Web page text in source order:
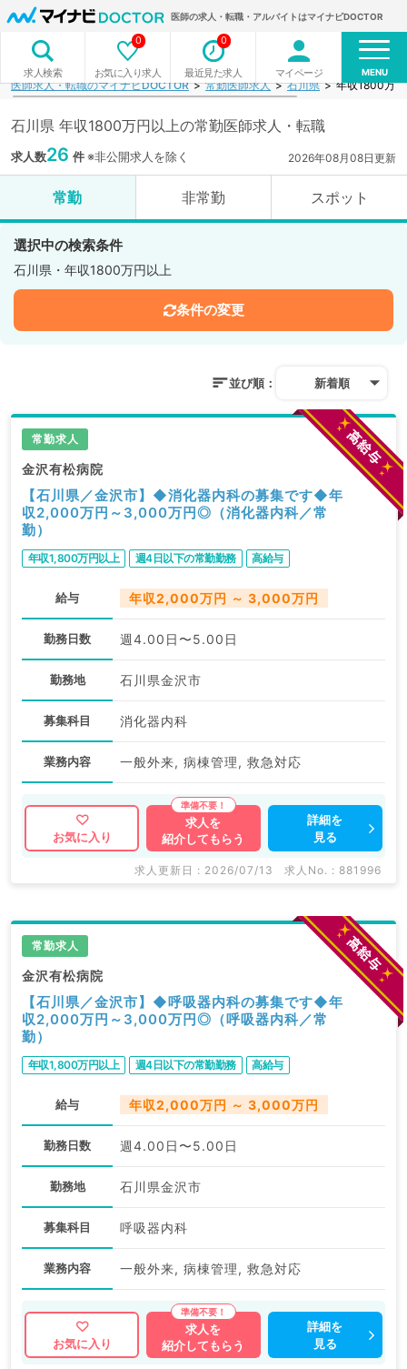
医師の求人・転職・アルバイトはマイナビDOCTOR
求人検索 お気に入り求人
0
最近見た求人
0
マイページ MENU
医師求人・転職のマイナビDOCTOR 常勤医師求人 石川県 年収1800万
石川県 年収1800万円以上の常勤医師求人・転職
求人数26 件※非公開求人を除く 2026年08月08日更新
常勤 非常勤 スポット
選択中の検索条件
石川県・年収1800万円以上
条件の変更
並び順： 新着順
常勤求人
金沢有松病院
【石川県／金沢市】◆消化器内科の募集です◆年
収2,000万円～3,000万円◎（消化器内科／常
勤）
年収1,800万円以上 週4日以下の常勤勤務 高給与
給与 年収2,000万円 ～ 3,000万円
勤務日数 週4.00日〜5.00日
勤務地 石川県金沢市
募集科目 消化器内科
業務内容 一般外来, 病棟管理, 救急対応
お気に入り
求人を
紹介してもらう
詳細を
見る
求人更新日 : 2026/07/13 求人No. : 881996
常勤求人
金沢有松病院
【石川県／金沢市】◆呼吸器内科の募集です◆年
収2,000万円～3,000万円◎（呼吸器内科／常
勤）
年収1,800万円以上 週4日以下の常勤勤務 高給与
給与 年収2,000万円 ～ 3,000万円
勤務日数 週4.00日〜5.00日
勤務地 石川県金沢市
募集科目 呼吸器内科
業務内容 一般外来, 病棟管理, 救急対応
お気に入り
求人を
紹介してもらう
詳細を
見る